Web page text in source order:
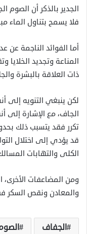
الجدير بالذكر أن الصوم
فلا يسمح بتناول الماء
أما الفوائد الناجمة
المناعة وتجديد الخلايا
ذات العلاقة بالبشرة
لكن ينبغي التنويه إلى
الجاف، مع الإشارة إلى
تكرر فقد يتسبب ذلك
قد يؤدي إلى اختلال
الكلى والتهابات
ومن المضاعفات الأخرى،
والمعادن ونقص السكر
الجفاف